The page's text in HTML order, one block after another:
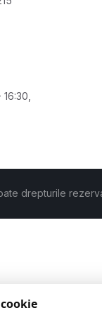
drepturile